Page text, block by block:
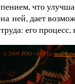
пением, что
на ней, дает
труда: его процесс,
© 2009 РОО «КРУГ»